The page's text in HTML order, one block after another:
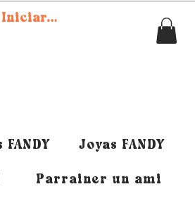
Iniciar sesión
Joyas FANDY
Parrainer un ami